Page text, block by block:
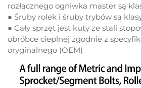
rozłącznego ogniwka master są
■ Śruby rolek i śruby trybów są
■ Cały sprzęt jest kuty ze stali
obróbce cieplnej zgodnie z
oryginalnego (OEM)